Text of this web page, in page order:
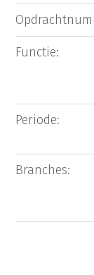
Functie:
Periode:
Branches: